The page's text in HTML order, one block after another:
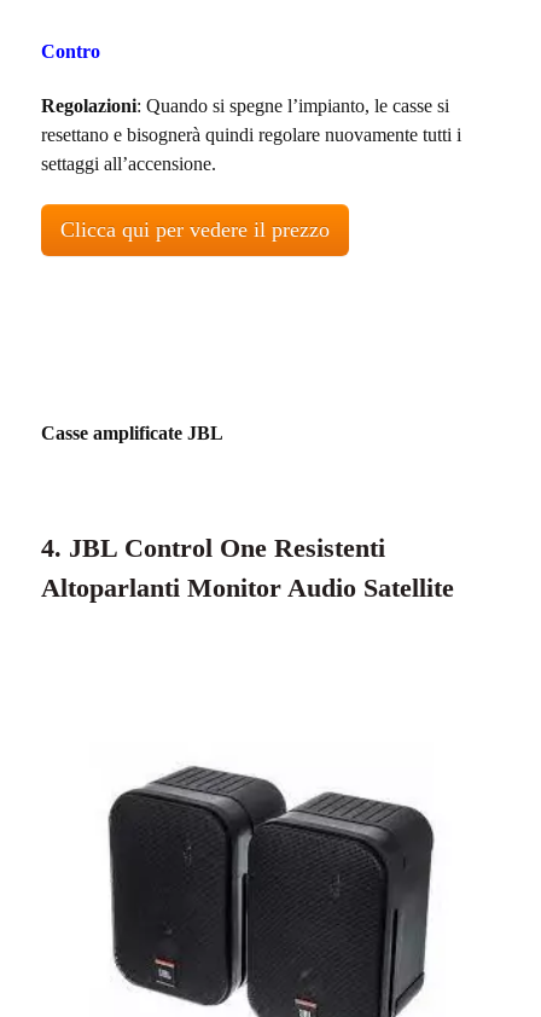
Contro
Regolazioni: Quando si spegne l’impianto, le casse si
resettano e bisognerà quindi regolare nuovamente tutti i
settaggi all’accensione.
Clicca qui per vedere il prezzo
Casse amplificate JBL
4. JBL Control One Resistenti
Altoparlanti Monitor Audio Satellite